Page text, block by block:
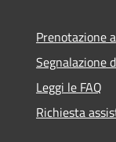
Prenotazione
Segnalazione
Leggi le FAQ
Richiesta